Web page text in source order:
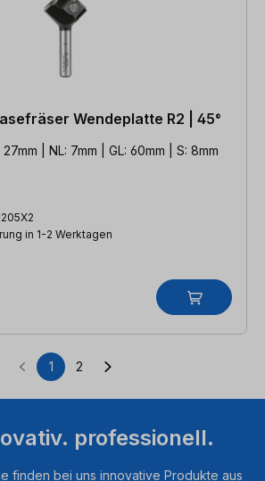
Wendeplatte R2 | 45°
| NL: 7mm | GL: 60mm | S: 8mm
in 1-2 Werktagen
Seite
1 Seite
2
professionell.
finden bei uns innovative Produkte aus